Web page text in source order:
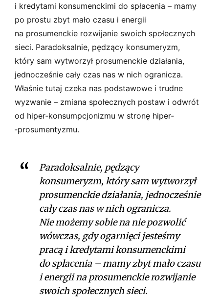
i kredytami konsumenckimi do spłacenia – mamy
po prostu zbyt mało czasu i energii
na prosumenckie rozwijanie swoich społecznych
sieci. Paradoksalnie, pędzący konsumeryzm,
który sam wytworzył prosumenckie działania,
jednocześnie cały czas nas w nich ogranicza.
Właśnie tutaj czeka nas podstawowe i trudne
wyzwanie – zmiana społecznych postaw i odwrót
od hiper­‑konsumpcjonizmu w stronę hiper­
‑prosumentyzmu.
Paradoksalnie, pędzący
konsumeryzm, który sam wytworzył
prosumenckie działania, jednocześnie
cały czas nas w nich ogranicza.
Nie możemy sobie na nie pozwolić
wówczas, gdy ogarnięci jesteśmy
pracą i kredytami konsumenckimi
do spłacenia – mamy zbyt mało czasu
i energii na prosumenckie rozwijanie
swoich społecznych sieci.